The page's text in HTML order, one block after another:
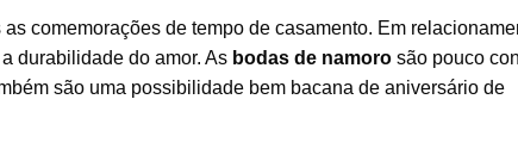
comemorações de tempo de casamento. Em
durabilidade do amor. As bodas de namoro são pouco
são uma possibilidade bem bacana de aniversário de